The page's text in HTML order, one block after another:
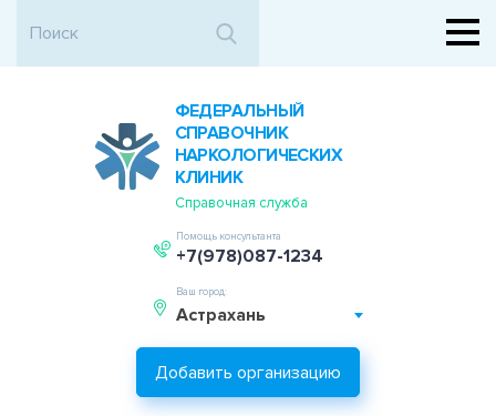
ФЕДЕРАЛЬНЫЙ
СПРАВОЧНИК
НАРКОЛОГИЧЕСКИХ
КЛИНИК
Справочная служба
Помощь консультанта
+7(978)087-1234
Ваш город:
Астрахань
Добавить организацию